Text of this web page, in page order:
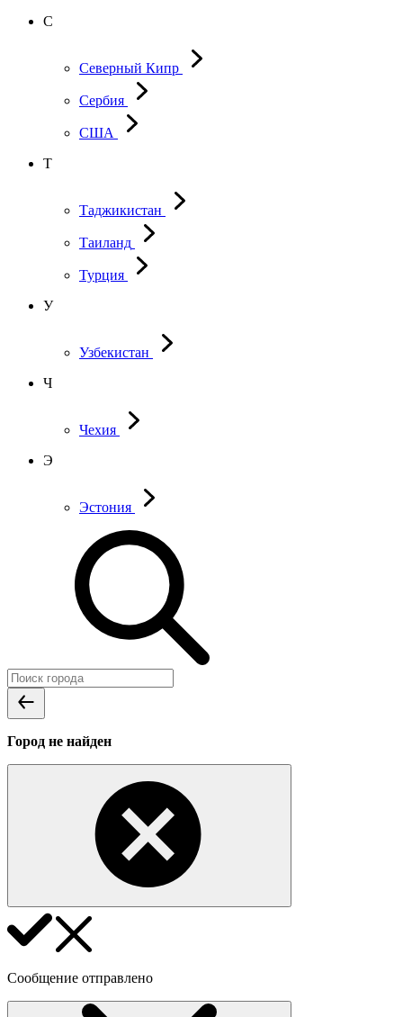
С
Северный Кипр
Сербия
США
Т
Таджикистан
Таиланд
Турция
У
Узбекистан
Ч
Чехия
Э
Эстония
Город не найден
Сообщение отправлено